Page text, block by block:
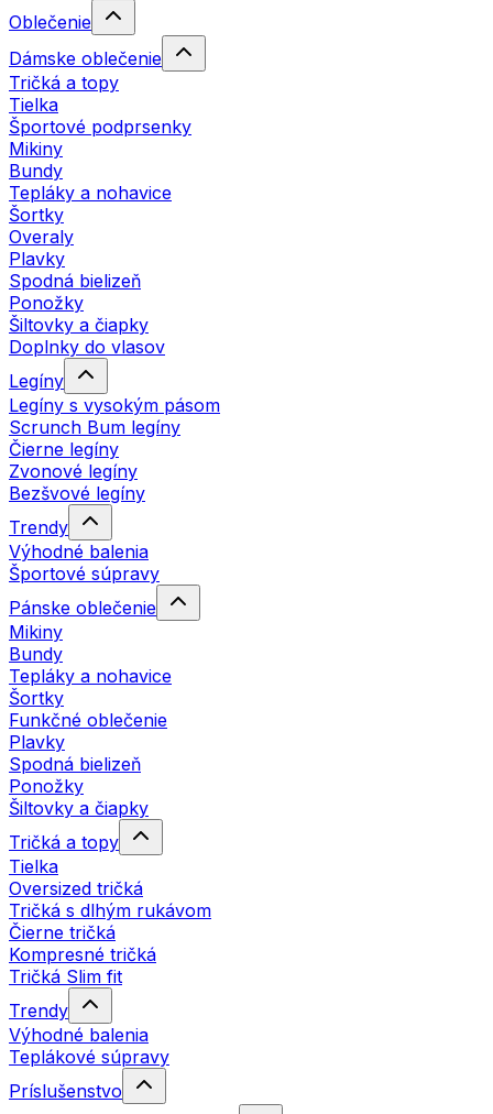
Oblečenie
Dámske oblečenie
Tričká a topy
Tielka
Športové podprsenky
Mikiny
Bundy
Tepláky a nohavice
Šortky
Overaly
Plavky
Spodná bielizeň
Ponožky
Šiltovky a čiapky
Doplnky do vlasov
Legíny
Legíny s vysokým pásom
Scrunch Bum legíny
Čierne legíny
Zvonové legíny
Bezšvové legíny
Trendy
Výhodné balenia
Športové súpravy
Pánske oblečenie
Mikiny
Bundy
Tepláky a nohavice
Šortky
Funkčné oblečenie
Plavky
Spodná bielizeň
Ponožky
Šiltovky a čiapky
Tričká a topy
Tielka
Oversized tričká
Tričká s dlhým rukávom
Čierne tričká
Kompresné tričká
Tričká Slim fit
Trendy
Výhodné balenia
Teplákové súpravy
Príslušenstvo